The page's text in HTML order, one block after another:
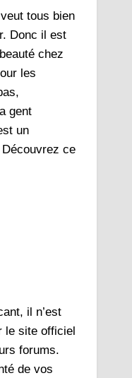
tous bien
Donc il est
chez
les
gent
un
ce
il n’est
le site officiel
forums.
de vos